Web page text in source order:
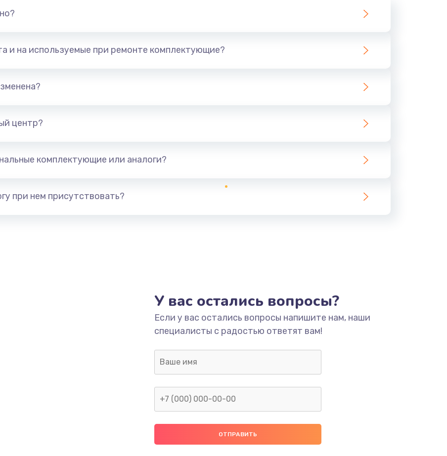
и на используемые при ремонте комплектующие?
центр?
комплектующие или аналоги?
при нем присутствовать?
У вас остались вопросы?
Если у вас остались вопросы напишите нам, наши
специалисты с радостью ответят вам!